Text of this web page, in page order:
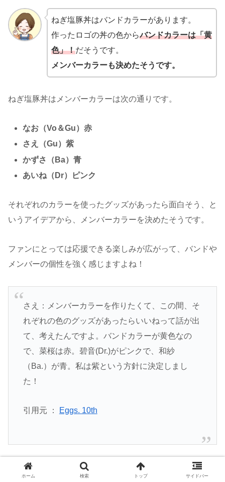
ねぎ塩豚丼はバンドカラーがあります。
作ったロゴの丼の色からバンドカラーは「黄
色」！だそうです。
メンバーカラーも決めたそうです。
ねぎ塩豚丼はメンバーカラーは次の通りです。
なお（Vo＆Gu）赤
さえ（Gu）紫
かずさ（Ba）青
あいね（Dr）ピンク
それぞれのカラーを使ったグッズがあったら面白そう、と
いうアイデアから、メンバーカラーを決めたそうです。
ファンにとっては応援できる楽しみが広がって、バンドや
メンバーの個性を強く感じますよね！
さえ：メンバーカラーを作りたくて、この間、そ
れぞれの色のグッズがあったらいいねって話が出
て、考えたんですよ。バンドカラーが黄色なの
で、菜桜は赤。碧音(Dr.)がピンクで、和紗
（Ba.）が青。私は紫という方針に決定しまし
た！
引用元 ： Eggs. 10th
「ねぎ塩豚丼」は、可愛らしい現役女子高生バンドです
ホーム 検索 トップ サイドバー